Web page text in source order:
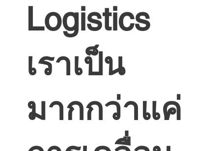
Logistics
เราเป็น
มากกว่าแค่